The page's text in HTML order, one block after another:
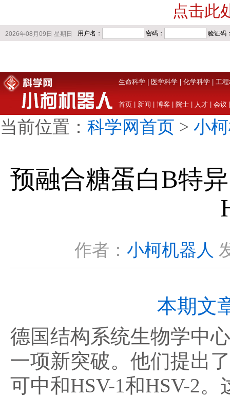
点击此
生命科学 医学科学 化学科学 工
首页 新闻 博客 院士 人才 会议
当前位置： 科学网首页 > 小
预融合糖蛋白B特
作者： 小柯机器人
本期文
德国结构系统生物学中
一项新突破。他们提出
可中和HSV-1和HSV-2